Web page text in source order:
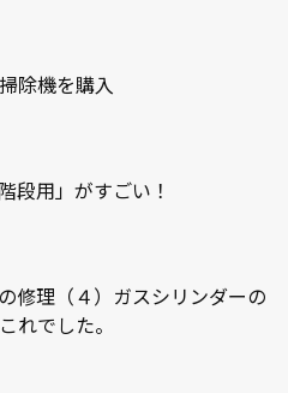
除機を購入
段用」がすごい！
修理（４）ガスシリンダーの
れでした。